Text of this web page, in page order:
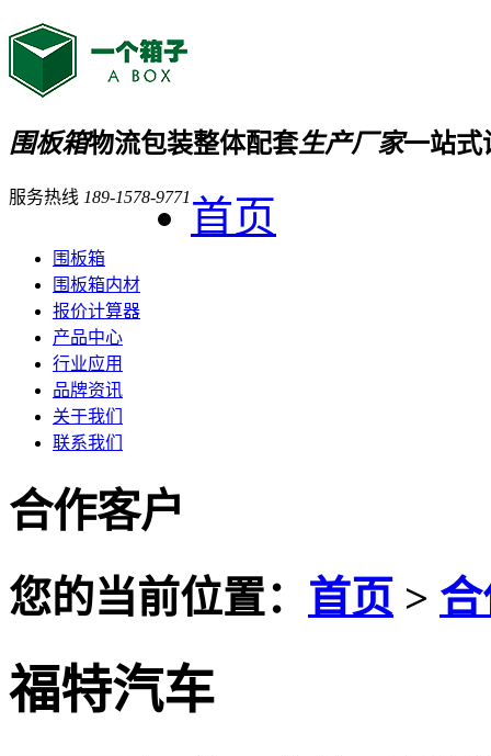
围板箱物流包装整体配套生产厂家一站式
服务热线 189-1578-9771 首页
围板箱
围板箱内材
报价计算器
产品中心
行业应用
品牌资讯
关于我们
联系我们
合作客户
您的当前位置： 首页 >
福特汽车